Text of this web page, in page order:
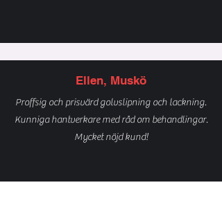
Ellen, Muskö
Proffsig och prisvärd golvslipning och lackning.
Kunniga hantverkare med råd om behandlingar.
Mycket nöjd kund!